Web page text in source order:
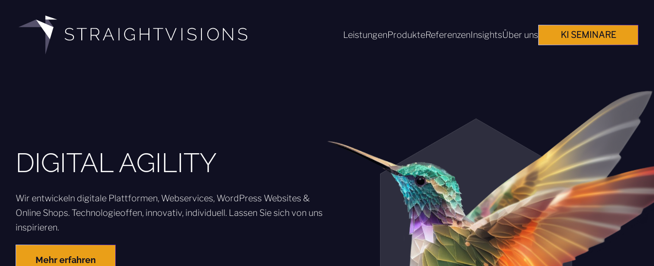
LeistungenProdukteReferenzenInsightsÜber uns KI SEMINARE
DIGITAL AGILITY
Wir entwickeln digitale Plattformen, Webservices, WordPress Websites &
Online Shops. Technologieoffen, innovativ, individuell. Lassen Sie sich von uns
inspirieren.
Mehr erfahren